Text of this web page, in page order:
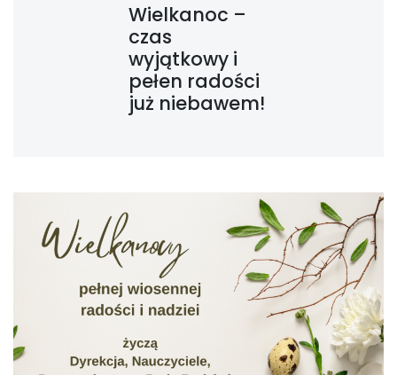
Wielkanoc –
czas
wyjątkowy i
pełen radości
już niebawem!